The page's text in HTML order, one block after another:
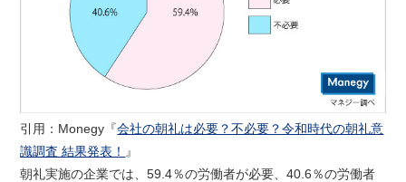
引用：Monegy『会社の朝礼は必要？不必要？令和時代の朝礼意
識調査 結果発表！ 』
朝礼実施の企業では、59.4％の労働者が必要、40.6％の労働者